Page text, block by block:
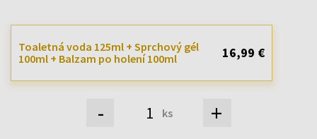
- ks +
Toaletná voda 125ml + Sprchový gél
100ml + Balzam po holení 100ml
16,99 €